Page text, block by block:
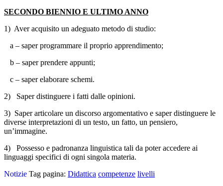
SECONDO BIENNIO E ULTIMO ANNO
1) Aver acquisito un adeguato metodo di studio:
a – saper programmare il proprio apprendimento;
b – saper prendere appunti;
c – saper elaborare schemi.
2) Saper distinguere i fatti dalle opinioni.
3) Saper articolare un discorso argomentativo e saper distinguere le
diverse interpretazioni di un testo, un fatto, un pensiero,
un’immagine.
4) Possesso e padronanza linguistica tali da poter accedere ai
linguaggi specifici di ogni singola materia.
Notizie Tag pagina: Didattica competenze livelli